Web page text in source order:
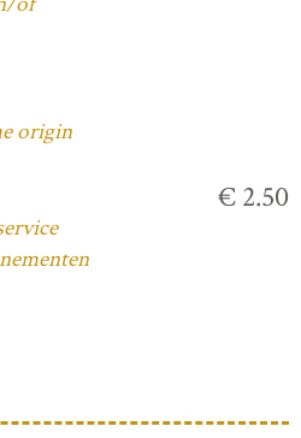
origin
€ 2.50